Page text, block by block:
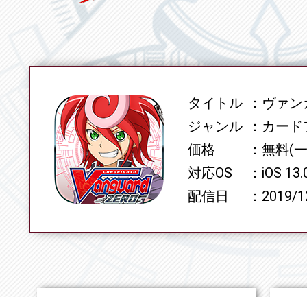
SPECタイトル
ヴァン
ジャンル
カード
価格
無料(
対応OS
iOS
配信日
2019/